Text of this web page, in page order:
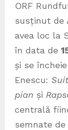
ORF
susținut de
avea loc la
în data de
și se
Enescu:
pian și
centrală
semnate